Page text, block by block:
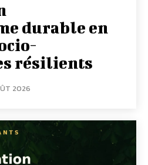
durable en
résilients
2026